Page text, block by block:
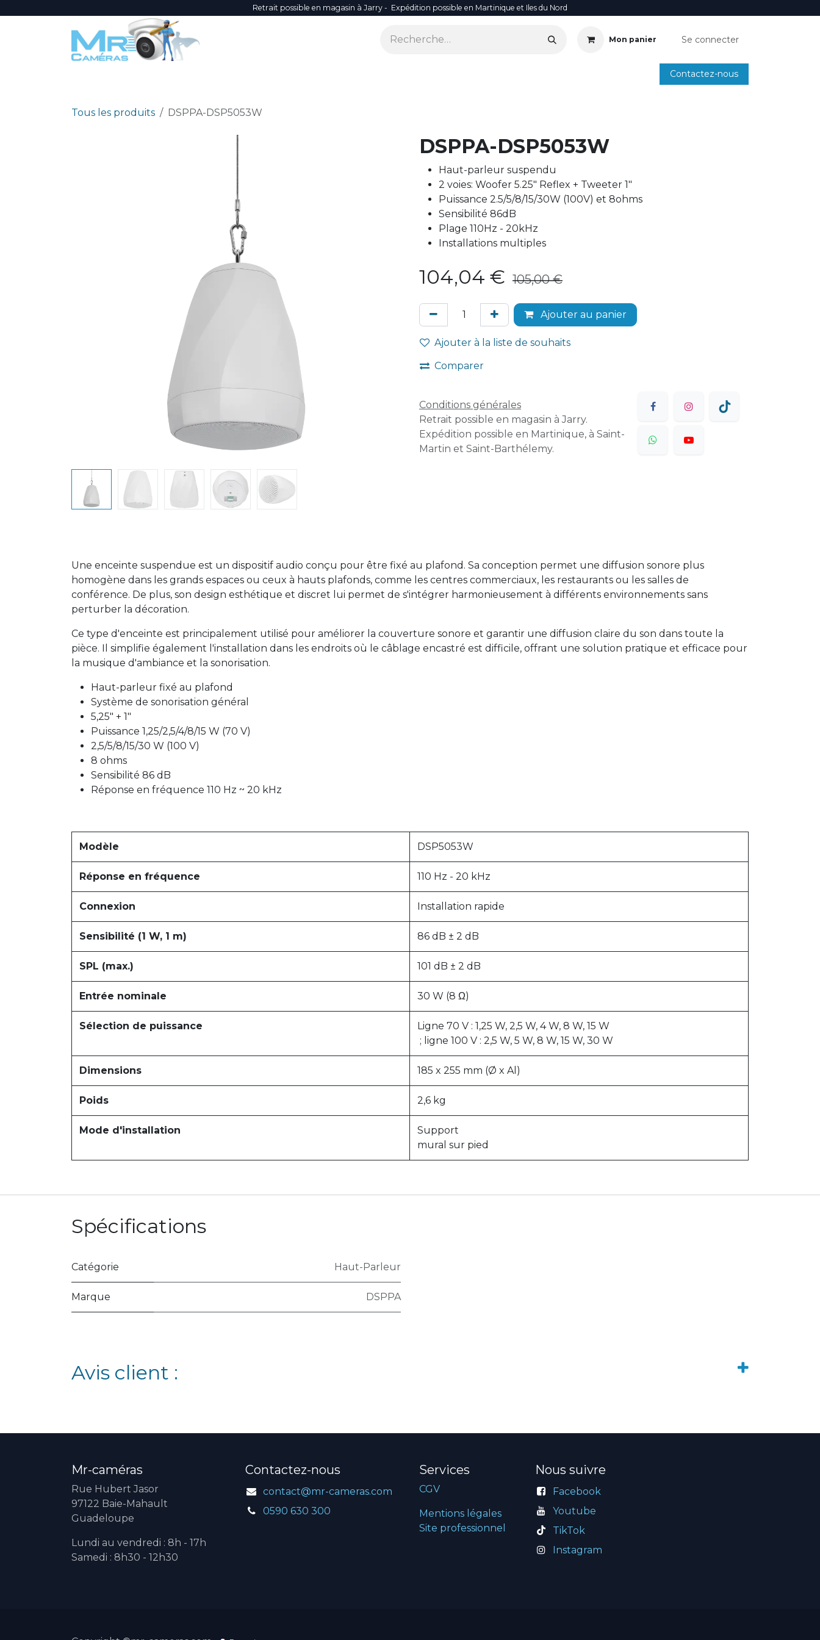
Retrait possible en magasin à Jarry - Expédition possible en Martinique et Iles du Nord
Mon panier Se connecter
ANNUAIRE INSTALLATEURS SMARTPHONE
Contactez-nous
Tous les produits DSPPA-DSP5053W
DSPPA-DSP5053W
Haut-parleur suspendu
2 voies: Woofer 5.25" Reflex + Tweeter 1"
Puissance 2.5/5/8/15/30W (100V) et 8ohms
Sensibilité 86dB
Plage 110Hz - 20kHz
Installations multiples
104,04 € 105,00€
Ajouter au panier
Ajouter à la liste de souhaits
Comparer
Conditions générales
Retrait possible en magasin à Jarry.
Expédition possible en Martinique, à Saint-
Martin et Saint-Barthélemy.
Une enceinte suspendue est un dispositif audio conçu pour être fixé au plafond. Sa conception permet une diffusion sonore plus
homogène dans les grands espaces ou ceux à hauts plafonds, comme les centres commerciaux, les restaurants ou les salles de
conférence. De plus, son design esthétique et discret lui permet de s'intégrer harmonieusement à différents environnements sans
perturber la décoration.
Ce type d'enceinte est principalement utilisé pour améliorer la couverture sonore et garantir une diffusion claire du son dans toute la
pièce. Il simplifie également l'installation dans les endroits où le câblage encastré est difficile, offrant une solution pratique et efficace pour
la musique d'ambiance et la sonorisation.
Haut-parleur fixé au plafond
Système de sonorisation général
5,25" + 1"
Puissance 1,25/2,5/4/8/15 W (70 V)
2,5/5/8/15/30 W (100 V)
8 ohms
Sensibilité 86 dB
Réponse en fréquence 110 Hz ~ 20 kHz
Modèle DSP5053W
Réponse en fréquence 110 Hz - 20 kHz
Connexion Installation rapide
Sensibilité (1 W, 1 m) 86 dB ± 2 dB
SPL (max.) 101 dB ± 2 dB
Entrée nominale 30 W (8 Ω)
Sélection de puissance
Ligne 70 V : 1,25 W, 2,5 W, 4 W, 8 W, 15 W
; ligne 100 V : 2,5 W, 5 W, 8 W, 15 W, 30 W
Dimensions 185 x 255 mm (Ø x Al)
Poids 2,6 kg
Mode d'installation
Support
mural sur pied
Spécifications
Catégorie Haut-Parleur
Marque DSPPA
Avis client :
Mr-caméras
Rue Hubert Jasor
97122 Baie-Mahault
Guadeloupe
Lundi au vendredi : 8h - 17h
Samedi : 8h30 - 12h30
Contactez-nous
contact@mr-cameras.com
0590 630 300
Services
CGV
Mentions légales
Site professionnel
Nous suivre
Facebook
Youtube
TikTok
Instagram